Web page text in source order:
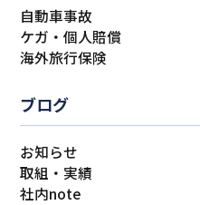
自動車事故
ケガ・個人賠償
海外旅行保険
ブログ
お知らせ
取組・実績
社内note